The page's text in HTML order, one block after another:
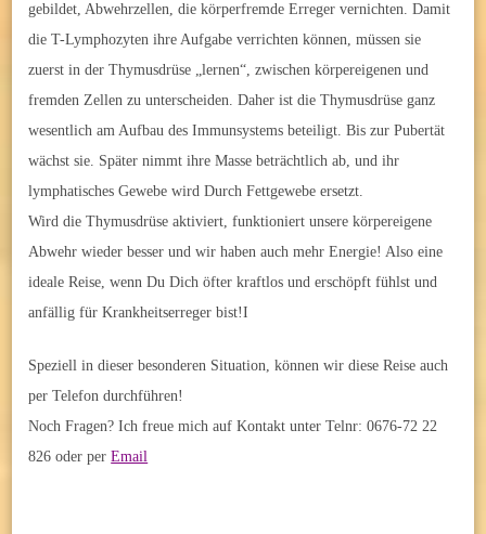
gebildet, Abwehrzellen, die körperfremde Erreger vernichten. Damit
die T-Lymphozyten ihre Aufgabe verrichten können, müssen sie
zuerst in der Thymusdrüse „lernen“, zwischen körpereigenen und
fremden Zellen zu unterscheiden. Daher ist die Thymusdrüse ganz
wesentlich am Aufbau des Immunsystems beteiligt. Bis zur Pubertät
wächst sie. Später nimmt ihre Masse beträchtlich ab, und ihr
lymphatisches Gewebe wird Durch Fettgewebe ersetzt.
Wird die Thymusdrüse aktiviert, funktioniert unsere körpereigene
Abwehr wieder besser und wir haben auch mehr Energie! Also eine
ideale Reise, wenn Du Dich öfter kraftlos und erschöpft fühlst und
anfällig für Krankheitserreger bist!I
Speziell in dieser besonderen Situation, können wir diese Reise auch
per Telefon durchführen!
Noch Fragen? Ich freue mich auf Kontakt unter Telnr: 0676-72 22
826 oder perEmail